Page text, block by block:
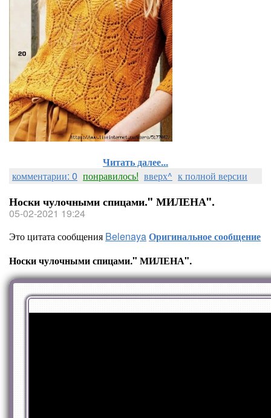
Читать далее...
комментарии: 0 понравилось! вверх^ к полной версии
Носки чулочными спицами." МИЛЕНА".
05-02-2021 19:24
Это цитата сообщения BelenayaОригинальное сообщение
Носки чулочными спицами." МИЛЕНА".